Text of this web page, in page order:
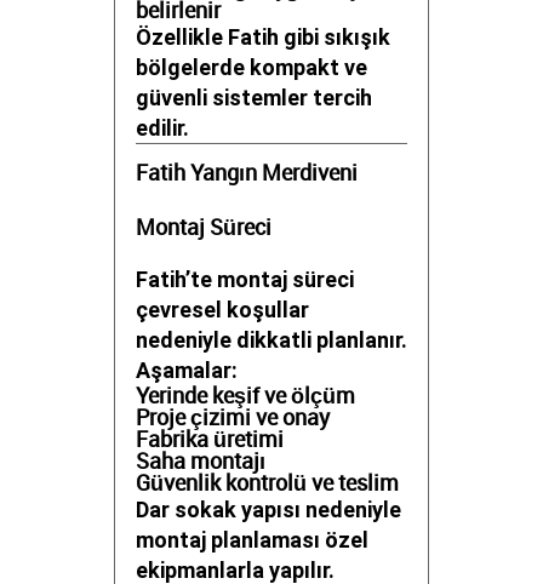
belirlenir
Özellikle Fatih gibi sıkışık
bölgelerde kompakt ve
güvenli sistemler tercih
edilir.
Fatih Yangın Merdiveni
Montaj Süreci
Fatih’te montaj süreci
çevresel koşullar
nedeniyle dikkatli planlanır.
Aşamalar:
Yerinde keşif ve ölçüm
Proje çizimi ve onay
Fabrika üretimi
Saha montajı
Güvenlik kontrolü ve teslim
Dar sokak yapısı nedeniyle
montaj planlaması özel
ekipmanlarla yapılır.